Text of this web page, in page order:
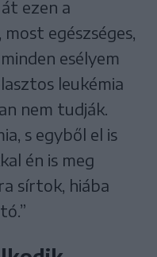
ezen a
egészséges,
esélyem
leukémia
nem tudják.
s egyből el is
én is meg
sírtok, hiába